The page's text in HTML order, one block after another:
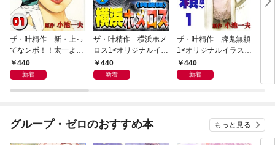
ザ・叶精作 新・上っ
てなンボ！！太一よ泣
くな1<特装版>
440
新着
ザ・叶精作 横浜ホメ
ロス1<オリジナルイラ
スト入り特装版>
440
新着
ザ・叶精作 牌鬼無頼
1<オリジナルイラスト
入り特装版>
440
新着
ザ
グループ・ゼロのおすすめ本 もっと見る